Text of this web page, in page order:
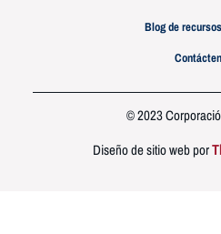
Blog de
© 2023
Diseño de sitio web por